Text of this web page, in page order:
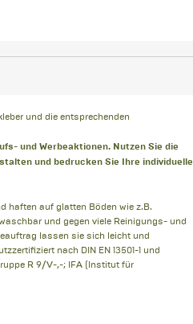
und die entsprechenden
und Werbeaktionen. Nutzen Sie die
und bedrucken Sie Ihre individuelle
haften auf glatten Böden wie z.B.
und gegen viele Reinigungs- und
lassen sie sich leicht und
nach DIN EN 13501-1 und
R 9/V-,-; IFA (Institut für